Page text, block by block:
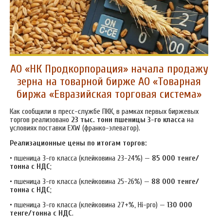
АО «НК Продкорпорация» начала продажу
зерна на товарной бирже АО «Товарная
биржа «Евразийская торговая система»
Как сообщили в пресс-службе ПКК, в рамках первых биржевых
торгов реализовано 23 тыс. тонн пшеницы 3-го класса на
условиях поставки EXW (франко-элеватор).
Реализационные цены по итогам торгов:
• пшеница 3-го класса (клейковина 23-24%) — 85 000 тенге/
тонна с НДС;
• пшеница 3-го класса (клейковина 25-26%) — 88 000 тенге/
тонна с НДС;
• пшеница 3-го класса (клейковина 27+%, Hi-pro) — 130 000
тенге/тонна с НДС.